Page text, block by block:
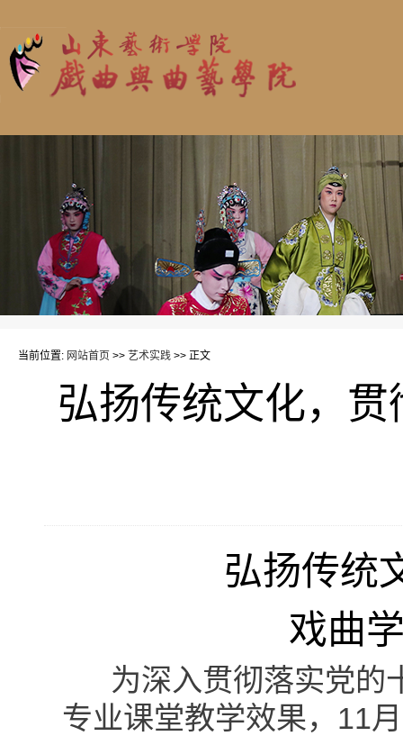
当前位置: 网站首页 >> 艺术实践 >> 正文
弘扬传统文化，
弘扬传统
戏曲
为深入贯彻落实党的
专业课堂教学效果，11